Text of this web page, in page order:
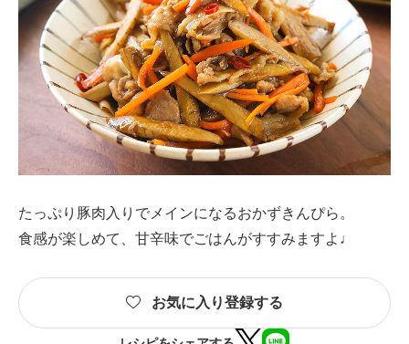
ま
す
たっぷり豚肉入りでメインになるおかずきんぴら。
食感が楽しめて、甘辛味でごはんがすすみますよ♩
お気に入り登録する